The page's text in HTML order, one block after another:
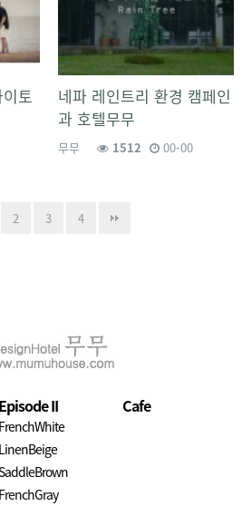
토
네파 레인트리 환경 캠페인
과 호텔무무
무무 1512 00-00
2 3 4
Episode II
FrenchWhite
LinenBeige
FrenchGray
Cafe